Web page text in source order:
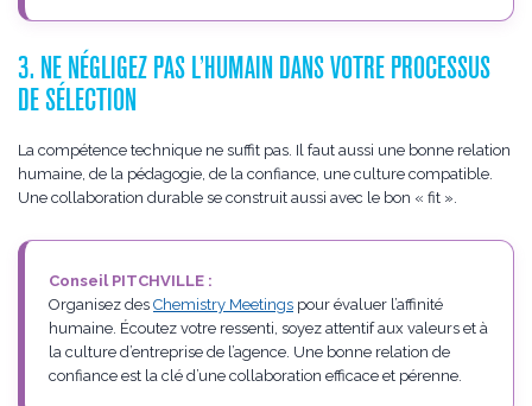
3. NE NÉGLIGEZ PAS L’HUMAIN DANS VOTRE PROCESSUS
DE SÉLECTION
La compétence technique ne suffit pas. Il faut aussi une bonne relation
humaine, de la pédagogie, de la confiance, une culture compatible.
Une collaboration durable se construit aussi avec le bon « fit ».
Conseil PITCHVILLE :
Organisez des Chemistry Meetings pour évaluer l’affinité
humaine. Écoutez votre ressenti, soyez attentif aux valeurs et à
la culture d’entreprise de l’agence. Une bonne relation de
confiance est la clé d’une collaboration efficace et pérenne.